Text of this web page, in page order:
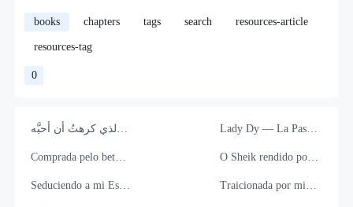
books chapters tags search resources-article
resources-tag
0
الرئيس الذي كرهتُ أن أحبَّه Lady Dy — La Passion Mystérieuse du CEO
Comprada pelo beta, marcada pelo alfa O Sheik rendido por sua Submissa
Seduciendo a mi Esposo Traicionada por mi Prometido, Reclamada por su Enemigo